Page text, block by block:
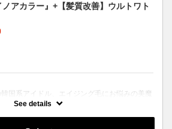
アカラー』+【髪質改善】ウルトワト
韓国系アイドル、エイジング毛にお悩みの美魔
質、メニューに対応できる髪質改善トリート
See details